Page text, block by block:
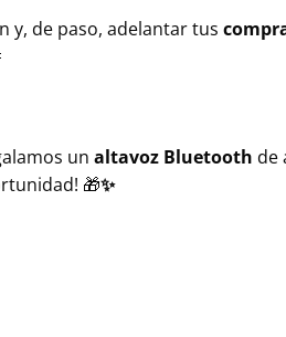
y, de paso, adelantar tus
un altavoz Bluetooth de
🎁✨